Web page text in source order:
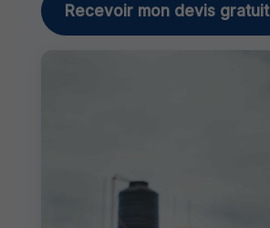
Recevoir mon devis gratuit